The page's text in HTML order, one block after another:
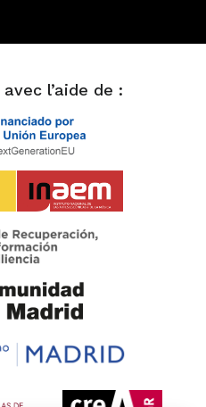
l’aide de :